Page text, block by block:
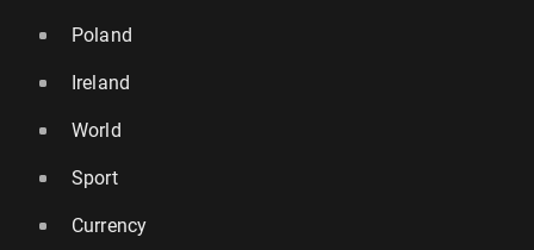
Poland
Ireland
World
Sport
Currency